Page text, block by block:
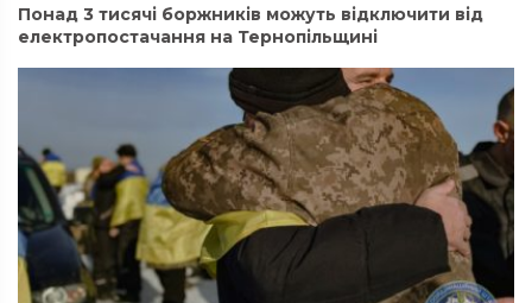
Понад 3 тисячі боржників можуть відключити від
електропостачання на Тернопільщині